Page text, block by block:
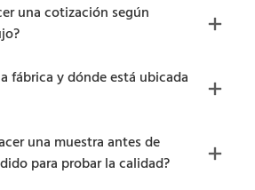
una cotización según
fábrica y dónde está ubicada
una muestra antes de
para probar la calidad?